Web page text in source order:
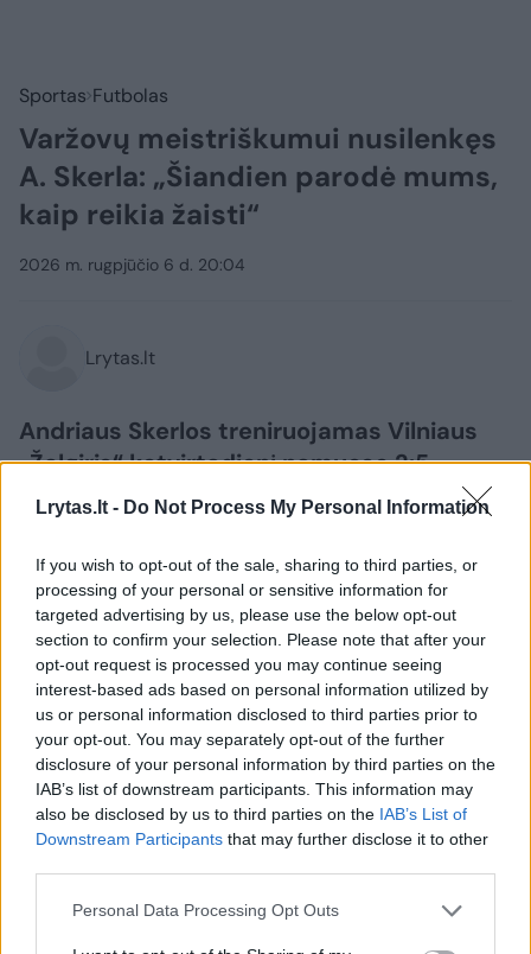
Lrytas.lt - Do Not Process My Personal Information
If you wish to opt-out of the sale, sharing to third parties, or
processing of your personal or sensitive information for
targeted advertising by us, please use the below opt-out
section to confirm your selection. Please note that after your
opt-out request is processed you may continue seeing
interest-based ads based on personal information utilized by
us or personal information disclosed to third parties prior to
your opt-out. You may separately opt-out of the further
disclosure of your personal information by third parties on the
IAB’s list of downstream participants. This information may
also be disclosed by us to third parties on the IAB’s List of
Downstream Participants that may further disclose it to other
Personal Data Processing Opt Outs
Sportas Futbolas
Varžovų meistriškumui nusilenkęs
A. Skerla: „Šiandien parodė mums,
kaip reikia žaisti“
2026 m. rugpjūčio 6 d. 20:04
Lrytas.lt
Andriaus Skerlos treniruojamas Vilniaus
„Žalgiris“ ketvirtadienį namuose 2:5
neturėjo vilčių prieš Splito „Hajduk“ ekipą.
Lietuvos sostinės klubo strategui po
rungtynių liko tik nusilenkti prieš varžovų
talentą, tačiau tuo pačiu A. Skerla
pasidžiaugė ir pozityviais momentais.
Daugiau nuotraukų (61)